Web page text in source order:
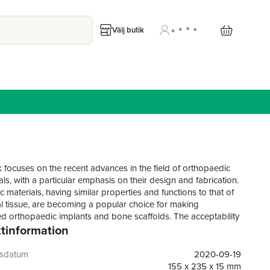
Välj butik
on the recent advances in the field of orthopaedic
with a particular emphasis on their design and fabrication.
materials, having similar properties and functions to that of
tissue, are becoming a popular choice for making
orthopaedic implants and bone scaffolds. The acceptability
in the human body depends on the right balance
comprehensive overview of the state-of-the-art research in
evolving field. The chapters cover different aspects of multi-
2020-09-19
155 x 235 x 15 mm